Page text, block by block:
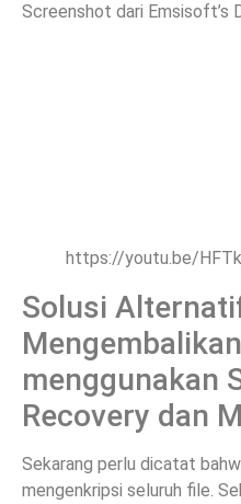
Screenshot dari Emsisoft’s
https://youtu.be/
Solusi
menggunakan
Recovery dan
Sekarang perlu dicatat
mengenkripsi seluruh file.